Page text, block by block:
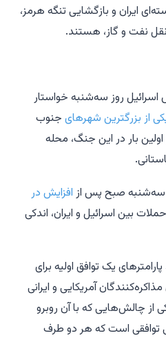
ایران و بازگشایی تنگه هرمز،
نفت و گاز، هستند.
اسرائیل روز سه‌شنبه خواستار
از بزرگترین شهرهای جنوب
اولین بار در این جنگ، محله
صبح پس از افزایش در
بین اسرائیل و ایران، اندکی
یک توافق اولیه برای
آمریکایی و ایرانی
از چالش‌هایی که با آن روبرو
توافقی است که هر دو طرف